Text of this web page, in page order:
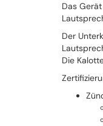
Das
Der
Die